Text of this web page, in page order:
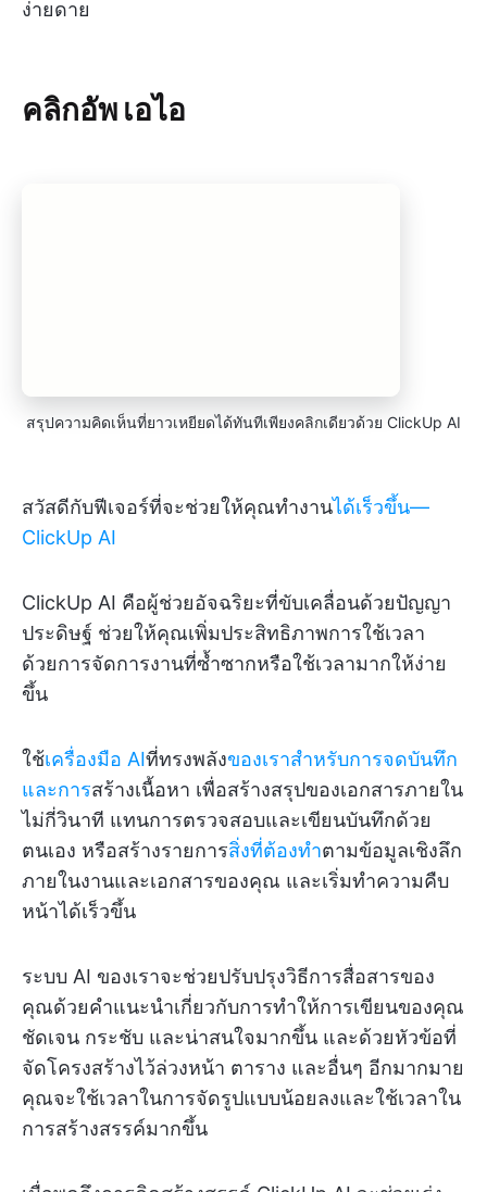
ง่ายดาย
คลิกอัพ เอไอ
สรุปความคิดเห็นที่ยาวเหยียดได้ทันทีเพียงคลิกเดียวด้วย ClickUp AI
สวัสดีกับฟีเจอร์ที่จะช่วยให้คุณทำงานได้เร็วขึ้น—
ClickUp AI
ClickUp AI คือผู้ช่วยอัจฉริยะที่ขับเคลื่อนด้วยปัญญา
ประดิษฐ์ ช่วยให้คุณเพิ่มประสิทธิภาพการใช้เวลา
ด้วยการจัดการงานที่ซ้ำซากหรือใช้เวลามากให้ง่าย
ขึ้น
ใช้เครื่องมือ AIที่ทรงพลังของเราสำหรับการจดบันทึก
และการสร้างเนื้อหา เพื่อสร้างสรุปของเอกสารภายใน
ไม่กี่วินาที แทนการตรวจสอบและเขียนบันทึกด้วย
ตนเอง หรือสร้างรายการสิ่งที่ต้องทำตามข้อมูลเชิงลึก
ภายในงานและเอกสารของคุณ และเริ่มทำความคืบ
หน้าได้เร็วขึ้น
ระบบ AI ของเราจะช่วยปรับปรุงวิธีการสื่อสารของ
คุณด้วยคำแนะนำเกี่ยวกับการทำให้การเขียนของคุณ
ชัดเจน กระชับ และน่าสนใจมากขึ้น และด้วยหัวข้อที่
จัดโครงสร้างไว้ล่วงหน้า ตาราง และอื่นๆ อีกมากมาย
คุณจะใช้เวลาในการจัดรูปแบบน้อยลงและใช้เวลาใน
การสร้างสรรค์มากขึ้น